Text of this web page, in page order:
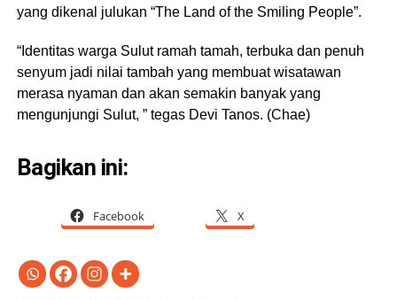
yang dikenal julukan “The Land of the Smiling People”.
“Identitas warga Sulut ramah tamah, terbuka dan penuh
senyum jadi nilai tambah yang membuat wisatawan
merasa nyaman dan akan semakin banyak yang
mengunjungi Sulut, ” tegas Devi Tanos. (Chae)
Bagikan ini:
Facebook X